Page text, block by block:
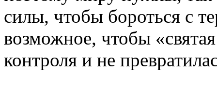
силы, чтобы бороться с
возможное, чтобы
контроля и не